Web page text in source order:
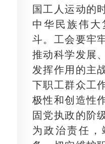
国工人运动的
中华民族伟大
斗。工会要牢
推动科学发展
发挥作用的主
下职工群众工
极性和创造性
固党执政的阶
为政治责任，